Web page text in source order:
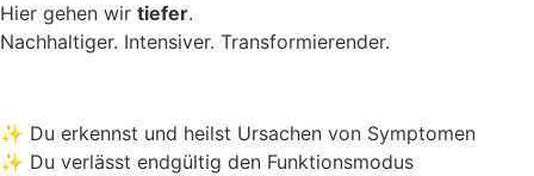
Hier gehen wir tiefer.
Nachhaltiger. Intensiver. Transformierender.
✨ Du erkennst und heilst Ursachen von Symptomen
✨ Du verlässt endgültig den Funktionsmodus